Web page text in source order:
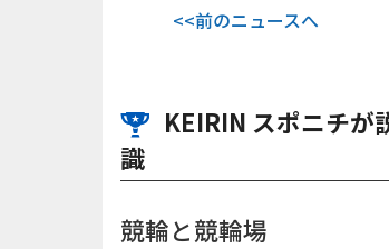
<<前のニュースへ
KEIRIN スポニチが
識
競輪と競輪場